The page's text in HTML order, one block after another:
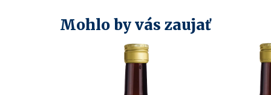
Mohlo by vás zaujať